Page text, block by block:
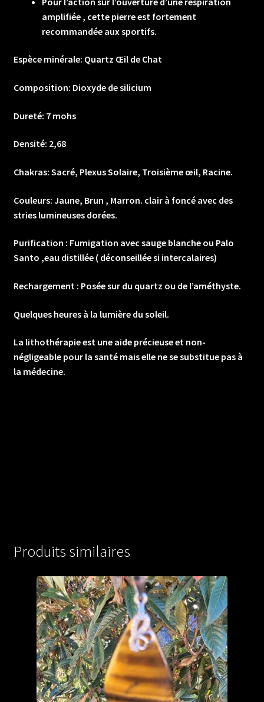
amplifiée , cette pierre est fortement
recommandée aux sportifs.
Espèce minérale: Quartz Œil de Chat
Composition: Dioxyde de silicium
Dureté: 7 mohs
Densité: 2,68
Chakras: Sacré, Plexus Solaire, Troisième œil, Racine.
Couleurs: Jaune, Brun , Marron. clair à foncé avec des
stries lumineuses dorées.
Purification : Fumigation avec sauge blanche ou Palo
Santo ,eau distillée ( déconseillée si intercalaires)
Rechargement : Posée sur du quartz ou de l’améthyste.
Quelques heures à la lumière du soleil.
La lithothérapie est une aide précieuse et non-
négligeable pour la santé mais elle ne se substitue pas à
la médecine.
Produits similaires